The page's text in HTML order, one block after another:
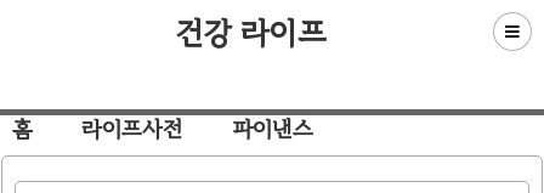
건강 라이프
홈 라이프사전 파이낸스